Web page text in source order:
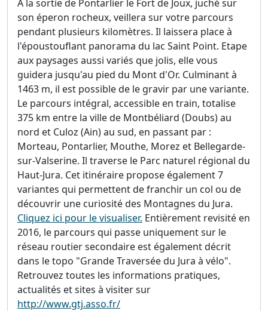
A la sortie de Pontarlier le Fort de Joux, juché sur
son éperon rocheux, veillera sur votre parcours
pendant plusieurs kilomètres. Il laissera place à
l'époustouflant panorama du lac Saint Point. Etape
aux paysages aussi variés que jolis, elle vous
guidera jusqu'au pied du Mont d'Or. Culminant à
1463 m, il est possible de le gravir par une variante.
Le parcours intégral, accessible en train, totalise
375 km entre la ville de Montbéliard (Doubs) au
nord et Culoz (Ain) au sud, en passant par :
Morteau, Pontarlier, Mouthe, Morez et Bellegarde-
sur-Valserine. Il traverse le Parc naturel régional du
Haut-Jura. Cet itinéraire propose également 7
variantes qui permettent de franchir un col ou de
découvrir une curiosité des Montagnes du Jura.
Cliquez ici pour le visualiser. Entièrement revisité en
2016, le parcours qui passe uniquement sur le
réseau routier secondaire est également décrit
dans le topo "Grande Traversée du Jura à vélo".
Retrouvez toutes les informations pratiques,
actualités et sites à visiter sur
http://www.gtj.asso.fr/